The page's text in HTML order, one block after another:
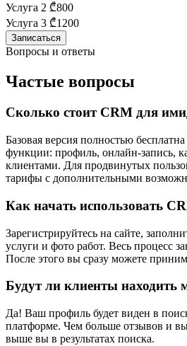
Услуга 2 ₾800
Услуга 3 ₾1200
Записаться
Вопросы и ответы
Частые вопросы
Сколько стоит CRM для
Базовая версия полностью
функции: профиль, онлайн-запись,
клиентами. Для продвинутых
тарифы с дополнительными
Как начать использовать
Зарегистрируйтесь на сайте,
услуги и фото работ. Весь процесс
После этого вы сразу можете
Будут ли клиенты находить
Да! Ваш профиль будет виден в
платформе. Чем больше отзывов и
выше вы в результатах поиска.